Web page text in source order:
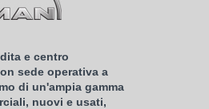
e centro
sede operativa a
di un'ampia gamma
nuovi e usati,